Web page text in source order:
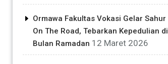
Ormawa Fakultas Vokasi Gelar Sahur
On The Road, Tebarkan Kepedulian di
Bulan Ramadan 12 Maret 2026